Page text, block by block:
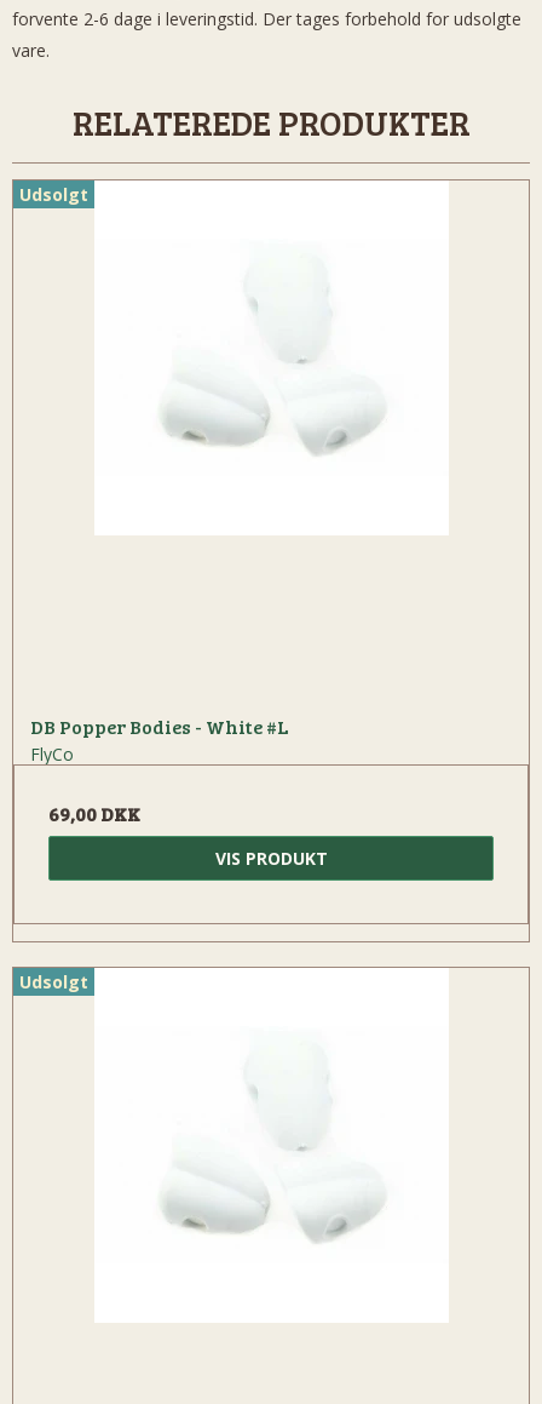
forvente 2-6 dage i leveringstid. Der tages forbehold for udsolgte
vare.
RELATEREDE PRODUKTER
Udsolgt
DB Popper Bodies - White #L
FlyCo
69,00 DKK
VIS PRODUKT
Udsolgt